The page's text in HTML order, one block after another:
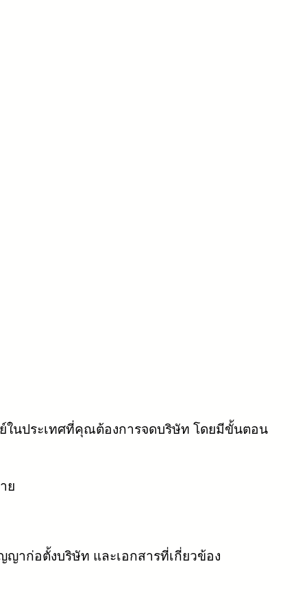
นประเทศที่คุณต้องการจดบริษัท โดยมีขั้นตอน
ย
าก่อตั้งบริษัท และเอกสารที่เกี่ยวข้อง